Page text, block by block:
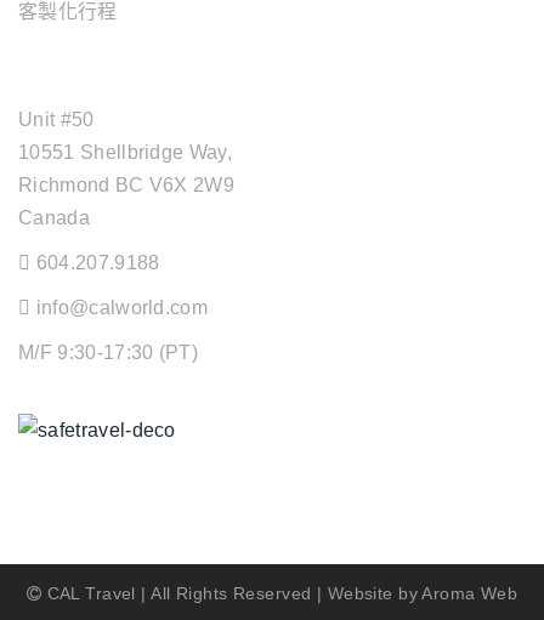
客製化行程
Unit #50
10551 Shellbridge Way,
Richmond BC V6X 2W9
Canada
604.207.9188
info@calworld.com
M/F 9:30-17:30 (PT)
CAL Travel | All Rights Reserved | Website byAroma Web